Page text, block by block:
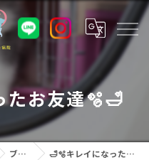
たお友達🫧🛁
ブログ 🛁🫧キレイになったお友達🫧🛁